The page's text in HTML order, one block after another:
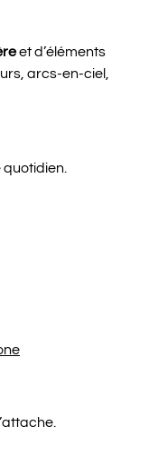
et d’éléments
arcs-en-ciel,